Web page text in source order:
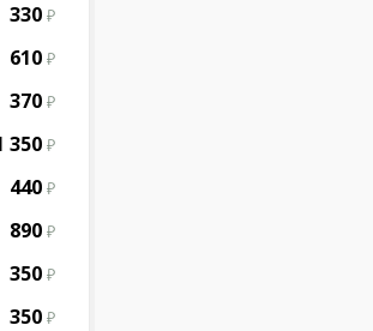
330
610
370
350
440
890
350
350